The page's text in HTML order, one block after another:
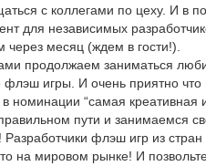
с коллегами по цеху. И в
для независимых
месяц (ждем в гости!).
продолжаем заниматься
игры. И очень приятно что
номинации “cамая креативная
пути и занимаемся
флэш игр из
на мировом рынке! И